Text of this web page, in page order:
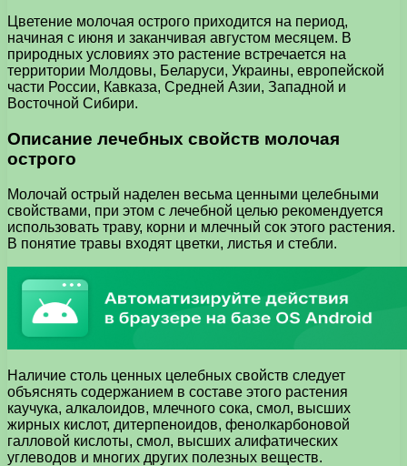
Цветение молочая острого приходится на период,
начиная с июня и заканчивая августом месяцем. В
природных условиях это растение встречается на
территории Молдовы, Беларуси, Украины, европейской
части России, Кавказа, Средней Азии, Западной и
Восточной Сибири.
Описание лечебных свойств молочая
острого
Молочай острый наделен весьма ценными целебными
свойствами, при этом с лечебной целью рекомендуется
использовать траву, корни и млечный сок этого растения.
В понятие травы входят цветки, листья и стебли.
Наличие столь ценных целебных свойств следует
объяснять содержанием в составе этого растения
каучука, алкалоидов, млечного сока, смол, высших
жирных кислот, дитерпеноидов, фенолкарбоновой
галловой кислоты, смол, высших алифатических
углеводов и многих других полезных веществ.